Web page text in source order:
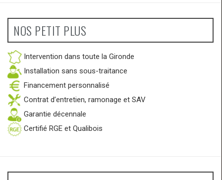
NOS PETIT PLUS
Intervention dans toute la Gironde
Installation sans sous-traitance
Financement personnalisé
Contrat d’entretien, ramonage et SAV
Garantie décennale
Certifié RGE et Qualibois